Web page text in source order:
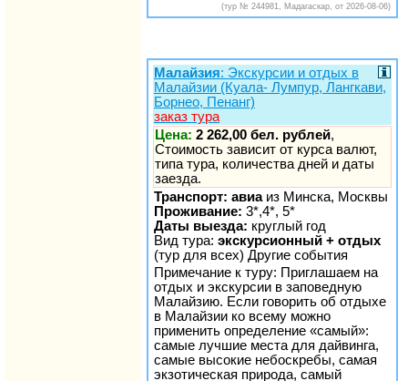
(тур № 244981, Мадагаскар, от 2026-08-06)
Малайзия: Экскурсии и отдых в
Малайзии (Куала- Лумпур, Лангкави,
Борнео, Пенанг)
заказ тура
Цена: 2 262,00 бел. рублей,
Стоимость зависит от курса валют,
типа тура, количества дней и даты
заезда.
Транспорт: авиаиз Минска, Москвы
Проживание: 3*,4*, 5*
Даты выезда: круглый год
Вид тура: экскурсионный + отдых
(тур для всех) Другие события
Примечание к туру: Приглашаем на
отдых и экскурсии в заповедную
Малайзию. Если говорить об отдыхе
в Малайзии ко всему можно
применить определение «самый»:
самые лучшие места для дайвинга,
самые высокие небоскребы, самая
экзотическая природа, самый